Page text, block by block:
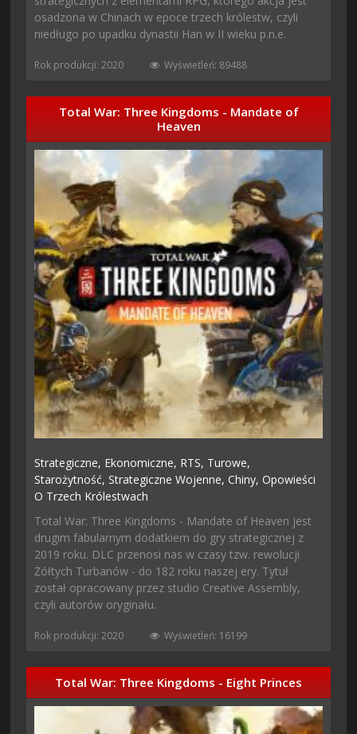
osadzona w Chinach w epoce trzech królestw, czyli
niedługo po upadku dynastii Han w II wieku p.n.e.
Rok produkcji: 2020 Wyświetleń: 89488
Total War: Three Kingdoms - Mandate of
Heaven
Strategiczne, Ekonomiczne, RTS, Turowe,
Starożytność,Strategiczne Wojenne,Chiny,Opowieści
O Trzech Królestwach
Total War: Three Kingdoms - Mandate of Heaven jest
drugim fabularnym dodatkiem do gry strategicznej z
2019 roku. DLC przenosi nas w czasy tzw. rewolucji
Żółtych Turbanów - do 182 roku naszej ery. Tytuł
został opracowany przez studio Creative Assembly,
czyli autorów oryginału.
Rok produkcji: 2020 Wyświetleń: 16199
Total War: Three Kingdoms - Eight Princes